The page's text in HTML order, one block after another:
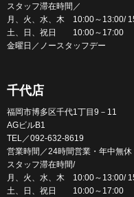
スタッフ滞在時間／
月、火、水、木 10:00～13:00/
土、日、祝日 10:00～17:00
金曜日／ノースタッフデー
千代店
福岡市博多区千代1丁目9－11
AGビルB1
TEL／092-632-8619
営業時間／24時間営業・年中無休
スタッフ滞在時間/
月、火、水、木 10:00～13:00/
土、日、祝日 10:00～17:00